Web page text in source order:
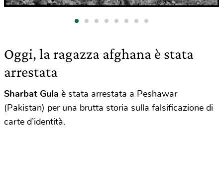
Oggi, la ragazza afghana è stata
arrestata
Sharbat Gula è stata arrestata a Peshawar
(Pakistan) per una brutta storia sulla falsificazione di
carte d’identità.